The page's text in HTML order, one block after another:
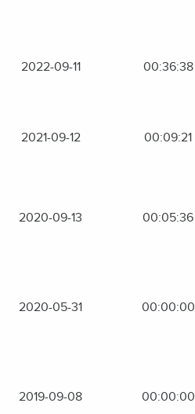
2022-09-11 00:36:38
2021-09-12 00:09:21
2020-09-13 00:05:36
2020-05-31 00:00:00
2019-09-08 00:00:00